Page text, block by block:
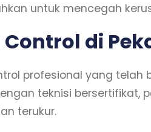
untuk mencegah
Control di
profesional yang
teknisi
terukur.